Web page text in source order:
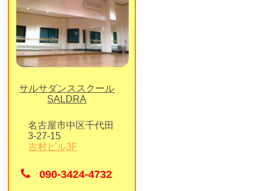
サルサダンススクール
SALDRA
名古屋市中区千代田
3-27-15
吉村ビル3F
090-3424-4732